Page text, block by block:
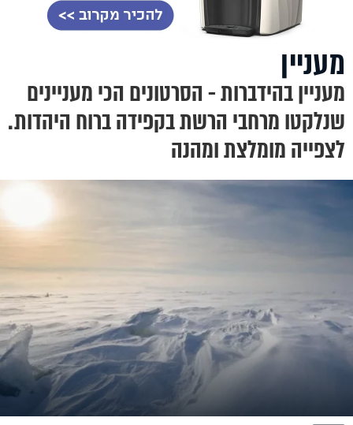
מעניין
מעניין בהידברות - הסרטונים הכי מעניינים
שנלקטו מרחבי הרשת בקפידה ברוח היהדות.
לצפייה מומלצת ומהנה